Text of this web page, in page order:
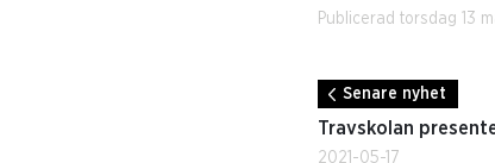
Publicerad torsdag 13
Senare nyhet
Travskolan
2021-05-17